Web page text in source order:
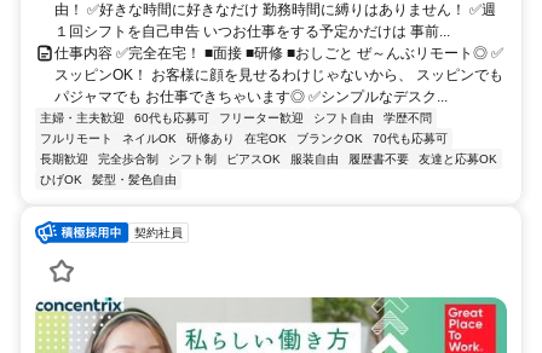
由！ ✅好きな時間に好きなだけ 勤務時間に縛りはありません！ ✅週
１回シフトを自己申告 いつお仕事をする予定かだけは 事前...
仕事内容 ✅完全在宅！ ■面接 ■研修 ■おしごと ぜ～んぶリモート◎ ✅
スッピンOK！ お客様に顔を見せるわけじゃないから、 スッピンでも
パジャマでも お仕事できちゃいます◎ ✅シンプルなデスク...
主婦・主夫歓迎 60代も応募可 フリーター歓迎 シフト自由
学歴不問
フルリモート
ネイルOK 研修あり 在宅OK ブランクOK
70代も応募可
長期歓迎
完全歩合制 シフト制 ピアスOK 服装自由 履歴書不要
友達と応募OK
ひげOK
髪型・髪色自由
契約社員